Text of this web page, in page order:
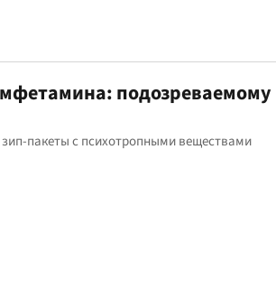
подозреваемому
пакеты с психотропными веществами